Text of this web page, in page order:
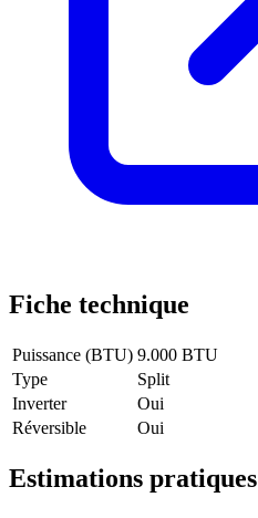
Fiche technique
Puissance (BTU) 9.000 BTU
Type
Split
Inverter
Oui
Réversible
Oui
Estimations pratiques